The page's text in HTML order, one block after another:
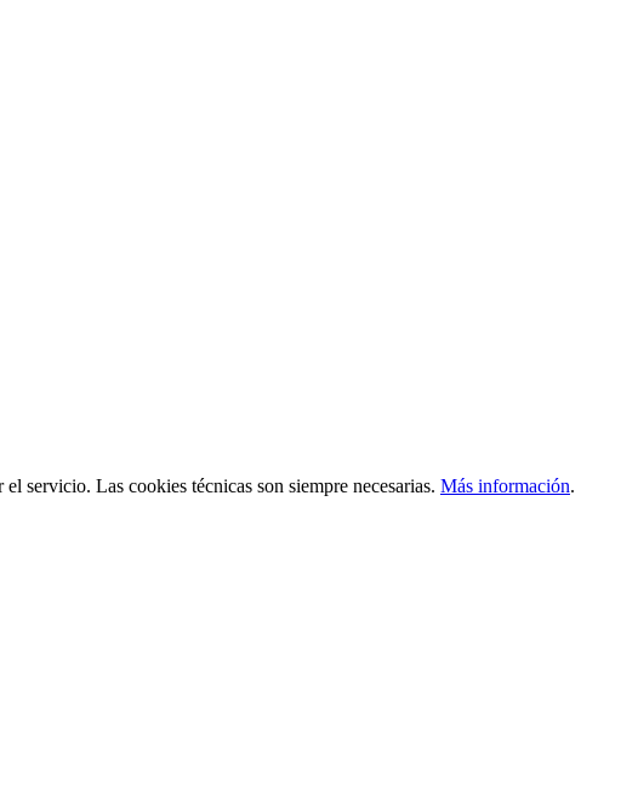
servicio. Las cookies técnicas son siempre necesarias. Más información.